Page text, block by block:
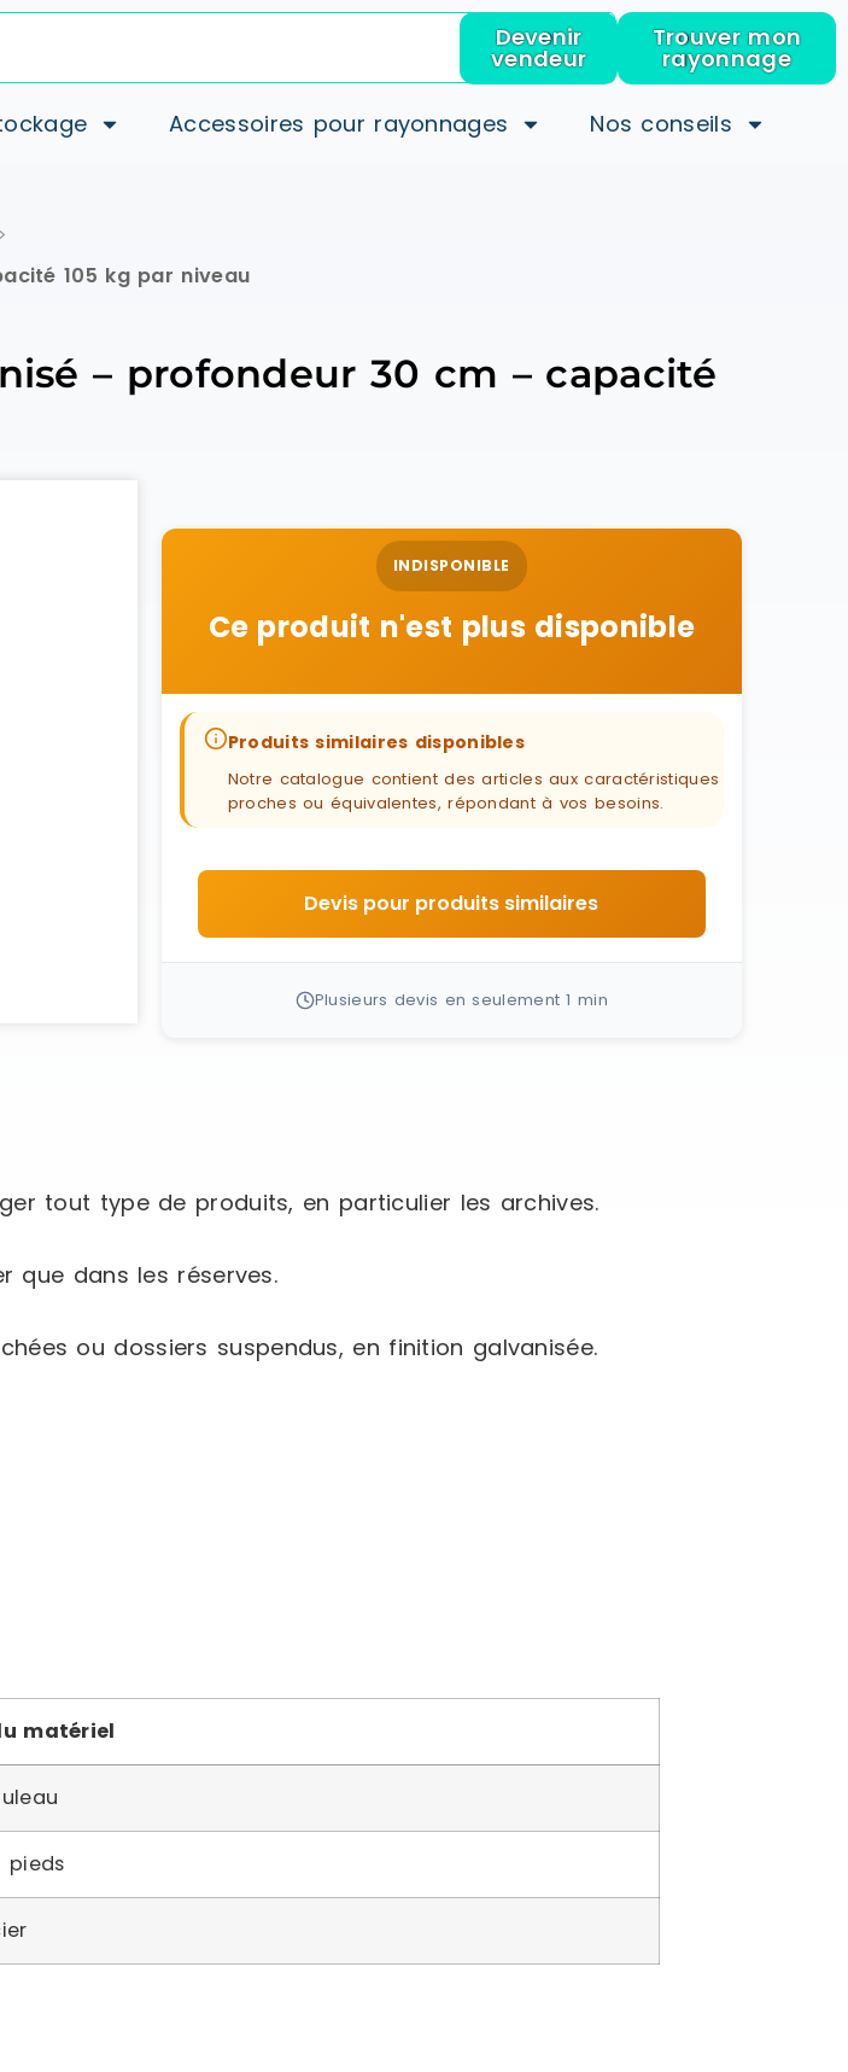
Devenir
vendeur
Trouver mon
rayonnage
Accessoires pour rayonnages Nos conseils
>
105 kg par niveau
– profondeur 30 cm – capacité
INDISPONIBLE
Ce produit n'est plus disponible
Produits similaires disponibles
Notre catalogue contient des articles aux caractéristiques
proches ou équivalentes, répondant à vos besoins.
Devis pour produits similaires
Plusieurs devis en seulement 1 min
tout type de produits, en particulier les archives.
que dans les réserves.
ou dossiers suspendus, en finition galvanisée.
matériel
pieds